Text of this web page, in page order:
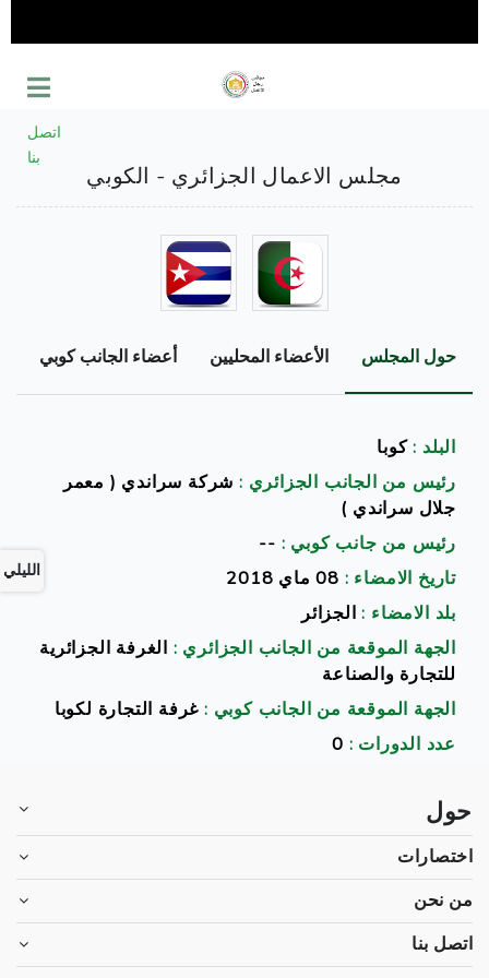
اتصل
بنا
مجلس الاعمال الجزائري - الكوبي
حول المجلس الأعضاء المحليين أعضاء الجانب كوبي
البلد : كوبا
رئيس من الجانب الجزائري : شركة سراندي ( معمر
جلال سراندي )
رئيس من جانب كوبي : --
تاريخ الامضاء :
بلد الامضاء : الجزائر
الجهة الموقعة من الجانب الجزائري : الغرفة الجزائرية
للتجارة والصناعة
الجهة الموقعة من الجانب كوبي : غرفة التجارة لكوبا
عدد الدورات : 0
حول
اختصارات
من نحن
اتصل بنا
الليلي